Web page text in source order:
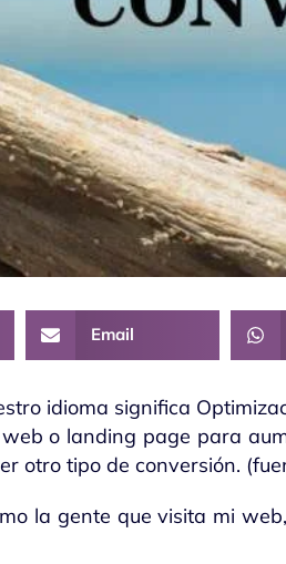
Email
idioma significa
o landing page para
otro tipo de conversión.
la gente que visita mi